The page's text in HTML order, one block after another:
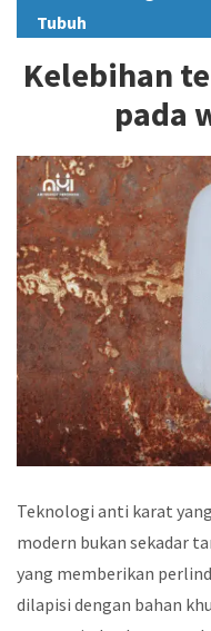
Tubuh
Kelebihan
pada
Teknologi anti karat
modern bukan sekadar
yang memberikan
dilapisi dengan bahan